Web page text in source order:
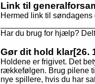
Link til
Hermed link til
Har du brug for hjælp?
Gør dit hold klar[26.
Holdene er frigivet. Det
rækkefølgen. Brug pilene
nye spillere, hvis du har